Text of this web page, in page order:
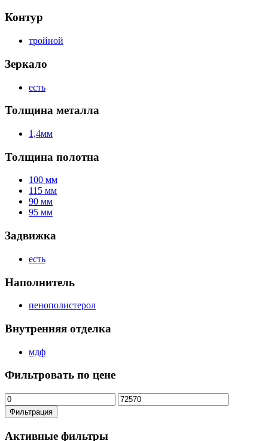
Контур
тройной
Зеркало
есть
Толщина металла
1,4мм
Толщина полотна
100 мм
115 мм
90 мм
95 мм
Задвижка
есть
Наполнитель
пенополистерол
Внутренняя отделка
мдф
Фильтровать по цене
Минимальная
цена
Максимальная
цена
Фильтрация
Активные фильтры